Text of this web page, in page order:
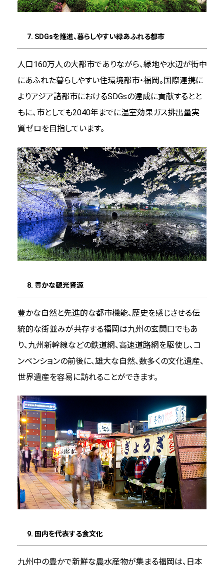
7. SDGsを推進、暮らしやすい緑あふれる都市
人口160万人の大都市でありながら、緑地や水辺が街中
にあふれた暮らしやすい住環境都市・福岡。国際連携に
よりアジア諸都市におけるSDGsの達成に貢献するとと
もに、市としても2040年までに温室効果ガス排出量実
質ゼロを目指しています。
8. 豊かな観光資源
豊かな自然と先進的な都市機能、歴史を感じさせる伝
統的な街並みが共存する福岡は九州の玄関口でもあ
り、九州新幹線などの鉄道網、高速道路網を駆使し、コ
ンベンションの前後に、雄大な自然、数多くの文化遺産、
世界遺産を容易に訪れることができます。
9. 国内を代表する食文化
九州中の豊かで新鮮な農水産物が集まる福岡は、日本